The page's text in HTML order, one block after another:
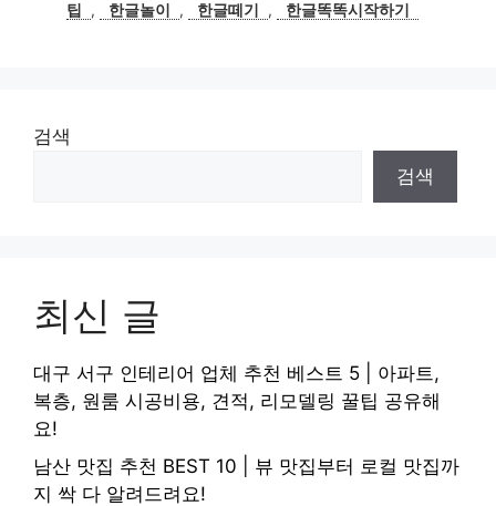
팁
, 한글놀이 , 한글떼기 , 한글똑똑시작하기
검색
검색
최신 글
대구 서구 인테리어 업체 추천 베스트 5 | 아파트,
복층, 원룸 시공비용, 견적, 리모델링 꿀팁 공유해
요!
남산 맛집 추천 BEST 10 | 뷰 맛집부터 로컬 맛집까
지 싹 다 알려드려요!